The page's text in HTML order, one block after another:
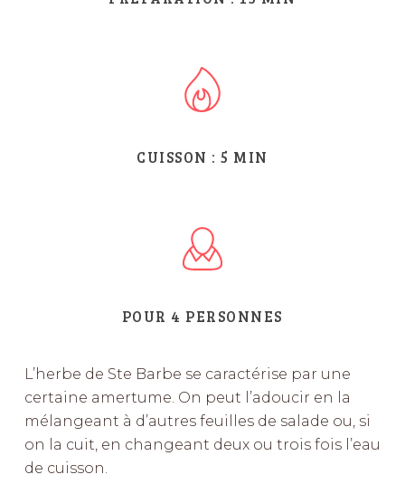
CUISSON : 5 MIN
POUR 4 PERSONNES
L’herbe de Ste Barbe se caractérise par une
certaine amertume. On peut l’adoucir en la
mélangeant à d’autres feuilles de salade ou, si
on la cuit, en changeant deux ou trois fois l’eau
de cuisson.